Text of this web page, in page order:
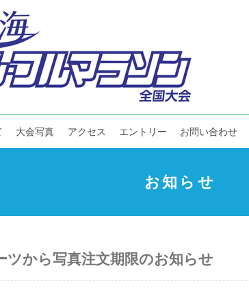
大会写真 アクセス エントリー お問い合わせ
お知らせ
ツから写真注文期限のお知らせ